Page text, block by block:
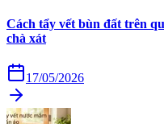
Cách tẩy vết bùn đất trên
chà xát
17/05/2026